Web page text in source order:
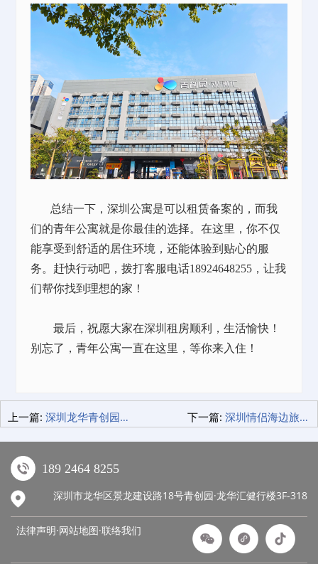
总结一下，深圳公寓是可以租赁备案的，而我
们的青年公寓就是你最佳的选择。在这里，你不仅
能享受到舒适的居住环境，还能体验到贴心的服
务。赶快行动吧，拨打客服电话18924648255，让我
们帮你找到理想的家！
最后，祝愿大家在深圳租房顺利，生活愉快！
别忘了，青年公寓一直在这里，等你来入住！
上一篇: 深圳龙华青创园——梦想起航的地方！ 下一篇: 深圳情侣海边旅游，米阁睡眠酒店
189 2464 8255
深圳市龙华区景龙建设路18号青创园·龙华汇健行楼3F-318
法律声明·网站地图·联络我们